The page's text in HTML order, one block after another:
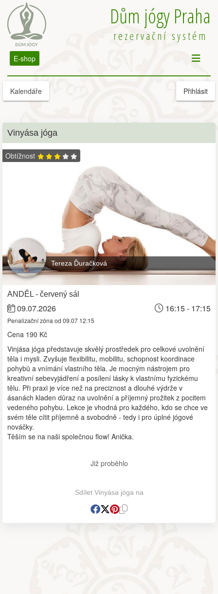
Dům jógy Praha
rezervační systém
E-shop
Kalendáře Přihlásit
Vinyása jóga
Obtížnost
Tereza Ďuračková
ANDĚL - červený sál
09.07.2026 16:15 - 17:15
Penalizační zóna od 09.07 12:15
Cena 190 Kč
Vinjása jóga představuje skvělý prostředek pro celkové uvolnění
těla i mysli. Zvyšuje flexibilitu, mobilitu, schopnost koordinace
pohybů a vnímání vlastního těla. Je mocným nástrojem pro
kreativní sebevyjádření a posílení lásky k vlastnímu fyzickému
tělu. Při praxi je více než na preciznost a dlouhé výdrže v
ásanách kladen důraz na uvolnění a příjemný prožitek z pocitem
vedeného pohybu. Lekce je vhodná pro každého, kdo se chce ve
svém těle cítit příjemně a svobodně - tedy i pro úplné jógové
nováčky.
Těším se na naši společnou flow! Anička.
Již proběhlo
Sdílet Vinyása jóga na